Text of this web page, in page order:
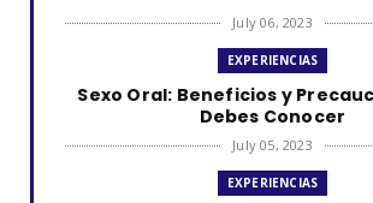
July 06, 2023
EXPERIENCIAS
Sexo Oral: Beneficios y
Debes Conocer
July 05, 2023
EXPERIENCIAS